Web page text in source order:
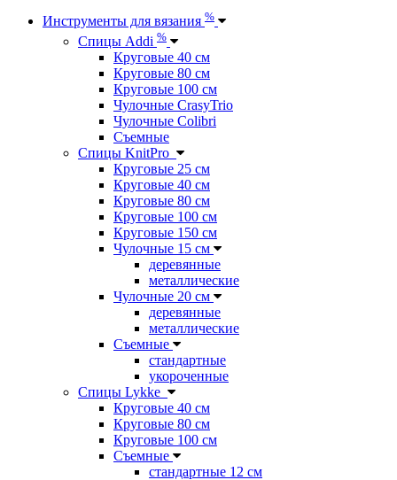
Инструменты для вязания %
Спицы Addi %
Круговые 40 см
Круговые 80 см
Круговые 100 см
Чулочные CrasyTrio
Чулочные Colibri
Съемные
Спицы KnitPro
Круговые 25 см
Круговые 40 см
Круговые 80 см
Круговые 100 см
Круговые 150 см
Чулочные 15 см
деревянные
металлические
Чулочные 20 см
деревянные
металлические
Съемные
стандартные
укороченные
Спицы Lykke
Круговые 40 см
Круговые 80 см
Круговые 100 см
Съемные
стандартные 12 см